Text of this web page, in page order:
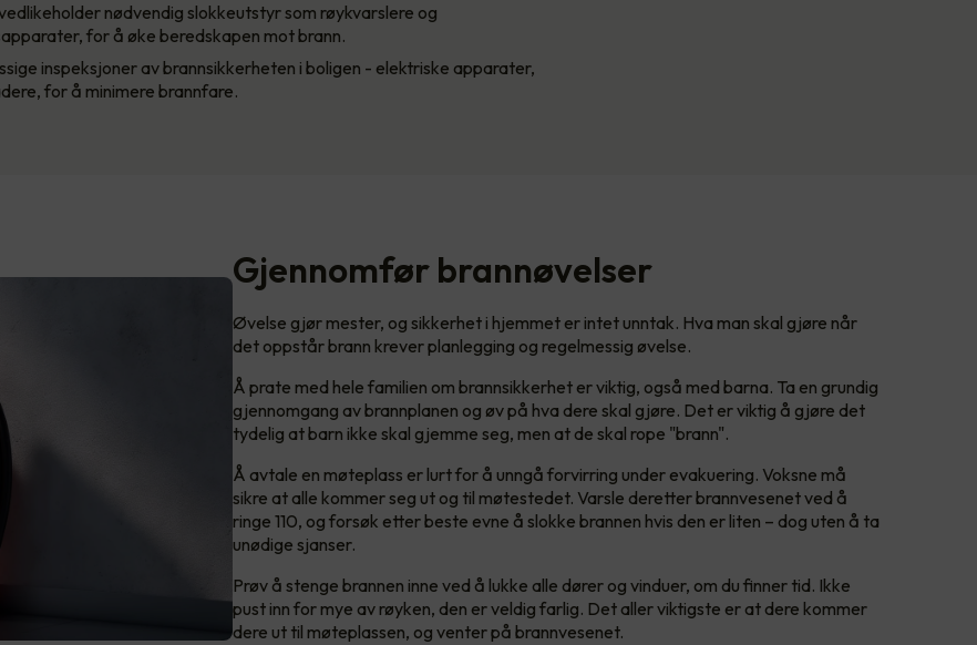
nødvendig slokkeutstyr som røykvarslere og
for å øke beredskapen mot brann.
inspeksjoner av brannsikkerheten i boligen - elektriske apparater,
for å minimere brannfare.
Gjennomfør brannøvelser
Øvelse gjør mester, og sikkerhet i hjemmet er intet unntak. Hva man skal gjøre når
det oppstår brann krever planlegging og regelmessig øvelse.
Å prate med hele familien om brannsikkerhet er viktig, også med barna. Ta en grundig
gjennomgang av brannplanen og øv på hva dere skal gjøre. Det er viktig å gjøre det
tydelig at barn ikke skal gjemme seg, men at de skal rope "brann".
Å avtale en møteplass er lurt for å unngå forvirring under evakuering. Voksne må
sikre at alle kommer seg ut og til møtestedet. Varsle deretter brannvesenet ved å
ringe 110, og forsøk etter beste evne å slokke brannen hvis den er liten – dog uten å ta
unødige sjanser.
Prøv å stenge brannen inne ved å lukke alle dører og vinduer, om du finner tid. Ikke
pust inn for mye av røyken, den er veldig farlig. Det aller viktigste er at dere kommer
dere ut til møteplassen, og venter på brannvesenet.